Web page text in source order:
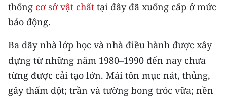
RADIO
MEDIA CENTER
E-Magazine
Video
thống cơ sở vật chất tại đây đã xuống cấp ở mức
báo động.
Ba dãy nhà lớp học và nhà điều hành được xây
dựng từ những năm 1980–1990 đến nay chưa
từng được cải tạo lớn. Mái tôn mục nát, thủng,
gây thấm dột; trần và tường bong tróc vữa; nền